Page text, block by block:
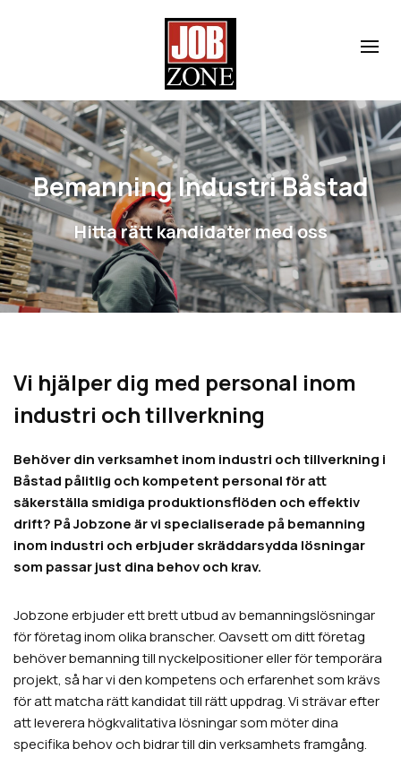
Bemanning Industri Båstad
Hitta rätt kandidater med oss
Vi hjälper dig med personal inom
industri och tillverkning
Behöver din verksamhet inom industri och tillverkning i
Båstad pålitlig och kompetent personal för att
säkerställa smidiga produktionsflöden och effektiv
drift? På Jobzone är vi specialiserade på bemanning
inom industri och erbjuder skräddarsydda lösningar
som passar just dina behov och krav.
Jobzone erbjuder ett brett utbud av bemanningslösningar
för företag inom olika branscher. Oavsett om ditt företag
behöver bemanning till nyckelpositioner eller för temporära
projekt, så har vi den kompetens och erfarenhet som krävs
för att matcha rätt kandidat till rätt uppdrag. Vi strävar efter
att leverera högkvalitativa lösningar som möter dina
specifika behov och bidrar till din verksamhets framgång.